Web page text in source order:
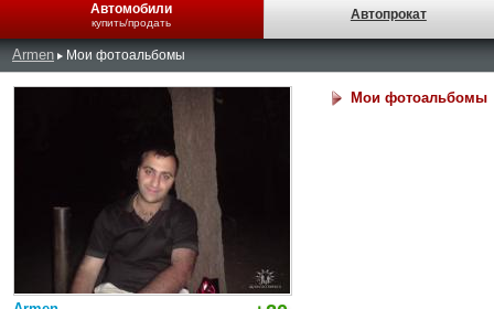
Автомобили
купить/продать
Автопрокат
Armen Мои фотоальбомы
Мои фотоальбомы